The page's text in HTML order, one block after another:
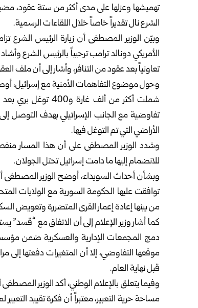
تهميشها وعزلها على مدى أكثر من ستة عقود،
الشرع نال تقديراً خاصاً خلال اللقاءات الرسمية.
وبيّن الوزير المصطفى أن زيارة الرئيس الشرع
الأمريكي دونالد ترامب ترحيباً بالرئيس الشرع
تعاونياً بعد عقود من التنافر، وأشار إلى أن ملف
وحول موضوع التفاهمات الأمنية مع إسرائيل،
شملت أكثر من ألف
الأراضي التي تم التوغل فيها.
وشدد الوزير المصطفى على أن هذا المسار
للانضمام إليها ما دامت إسرائيل تحتل الجولان.
وبشأن أحداث السويداء، أوضح الوزير المصطفى
توافقت عليها الحكومة السورية مع الولايات
من بينها إعادة إعمار القرى المتضررة وتعويض
كما أشار وزير الإعلام إلى أن الاتفاق مع “قسد”
دمج المجمعات الإدارية والعسكرية ضمن
موقعها التفاوضي، إلا أن المتغيرات دفعتها إلى
قبل نهاية العام.
وفيما يتعلق بالإعلام الوطني، أكد الوزير
مساحة حرية التعبير، معتبراً أن فكرة تقييد